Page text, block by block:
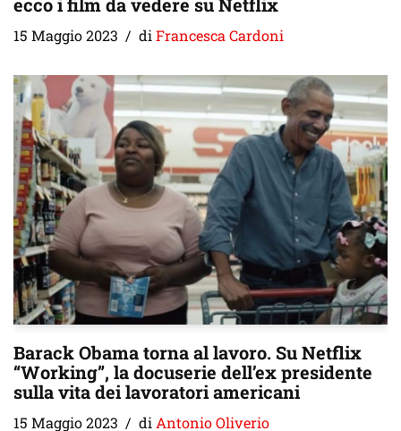
ecco i film da vedere su Netflix
15 Maggio 2023 diFrancesca Cardoni
Barack Obama torna al lavoro. Su Netflix
“Working”, la docuserie dell’ex presidente
sulla vita dei lavoratori americani
15 Maggio 2023 di Antonio Oliverio